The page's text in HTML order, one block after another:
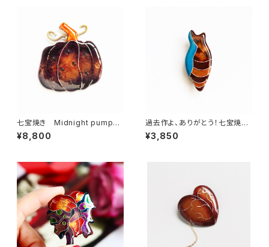
七宝焼き Midnight pumpki
n（ブローチ/帯留め）
¥8,800
過去作よ、ありがとう！七宝焼き
ブローチ chrysalis
¥3,850